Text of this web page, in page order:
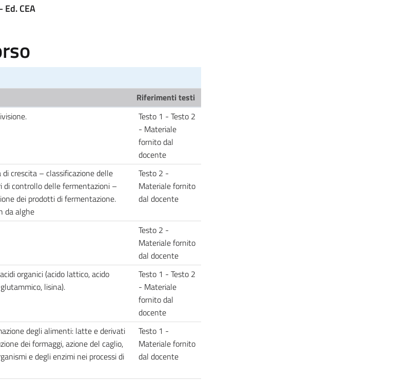
CEA
Riferimenti testi
Testo 1 - Testo 2
- Materiale
fornito dal
docente
crescita – classificazione delle
controllo delle fermentazioni –
dei prodotti di fermentazione.
da alghe
Testo 2 -
Materiale fornito
dal docente
Testo 2 -
Materiale fornito
dal docente
organici (acido lattico, acido
lisina).
Testo 1 - Testo 2
- Materiale
fornito dal
docente
degli alimenti: latte e derivati
dei formaggi, azione del caglio,
e degli enzimi nei processi di
Testo 1 -
Materiale fornito
dal docente